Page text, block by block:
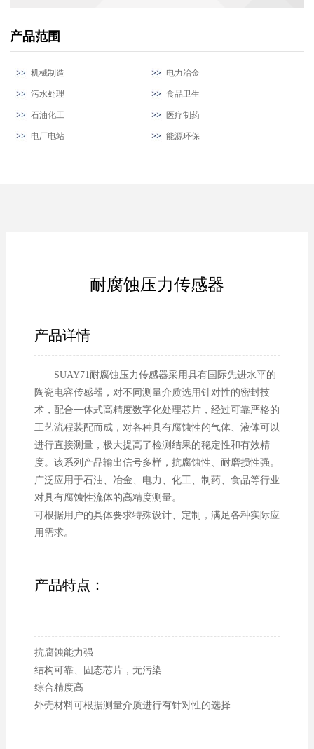
产品范围
机械制造 电力冶金
污水处理 食品卫生
石油化工 医疗制药
电厂电站 能源环保
耐腐蚀压力传感器
产品详情
SUAY71耐腐蚀压力传感器采用具有国际先进水平的
陶瓷电容传感器，对不同测量介质选用针对性的密封技
术，配合一体式高精度数字化处理芯片，经过可靠严格的
工艺流程装配而成，对各种具有腐蚀性的气体、液体可以
进行直接测量，极大提高了检测结果的稳定性和有效精
度。该系列产品输出信号多样，抗腐蚀性、耐磨损性强。
广泛应用于石油、冶金、电力、化工、制药、食品等行业
对具有腐蚀性流体的高精度测量。
可根据用户的具体要求特殊设计、定制，满足各种实际应
用需求。
产品特点：
抗腐蚀能力强
结构可靠、固态芯片，无污染
综合精度高
外壳材料可根据测量介质进行有针对性的选择